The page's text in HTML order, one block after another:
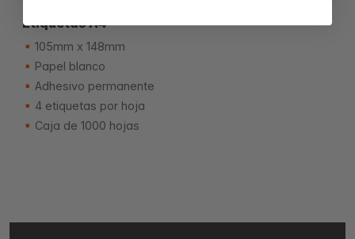
Etiquetas A4
105mm x 148mm
Papel blanco
Adhesivo permanente
4 etiquetas por hoja
Caja de 1000 hojas